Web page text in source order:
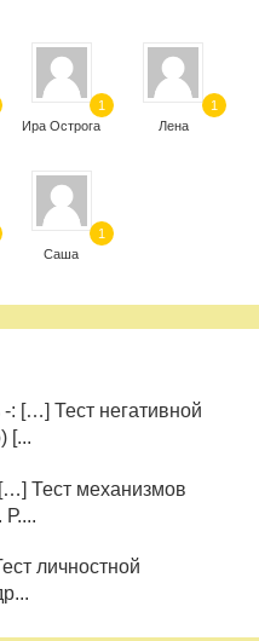
Ира Острога
1
Лена
1
Саша
1
: […] Тест негативной
[...
Тест механизмов
Р....
личностной